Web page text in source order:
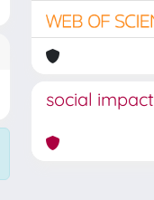
social impact